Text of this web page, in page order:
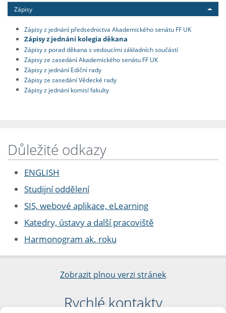
Zápisy
Zápisy z jednání předsednictva Akademického senátu FF UK
Zápisy z jednání kolegia děkana
Zápisy z porad děkana s vedoucími základních součástí
Zápisy ze zasedání Akademického senátu FF UK
Zápisy z jednání Ediční rady
Zápisy ze zasedání Vědecké rady
Zápisy z jednání komisí fakulty
Důležité odkazy
ENGLISH
Studijní oddělení
SIS, webové aplikace, eLearning
Katedry, ústavy a další pracoviště
Harmonogram ak. roku
Zobrazit plnou verzi stránek
Rychlé kontakty